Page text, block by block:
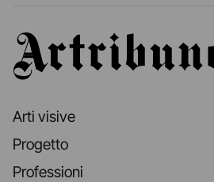
Artribune
Arti visive
Progetto
Professioni